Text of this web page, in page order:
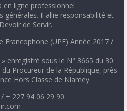
en ligne professionnel
générales. Il allie responsabilité et
de Servir.
Francophone (UPF) Année 2017 /
enregistré sous le N° 3665 du 30
Procureur de la République, près
Hors Classe de Niamey.
+ 227 94 06 29 90